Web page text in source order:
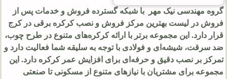
گروه مهندسی نیک مهر با شبکه گسترده فروش و خدمات پس از
فروش در لیست بهترین مرکز فروش و نصب کرکره برقی در کرج
قرار دارد. این مجموعه برتر با ارائه کرکره‌های متنوع در طرح چوب،
ضد سرقت، شیشه‌ای و فولادی با توجه به سلیقه شما فعالیت دارد و
تمرکز بر نصب دقیق و حرفه‌ای برای افزایش عمر کرکره دارد. این
مجموعه برای مشتریان با نیازهای متنوع از مسکونی تا صنعتی